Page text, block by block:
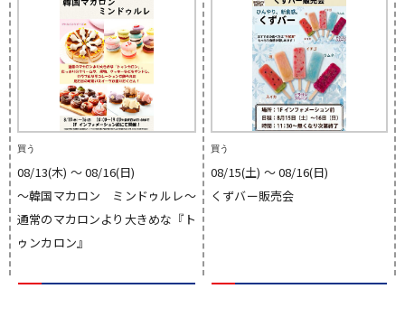
買う
08/13(木) 〜 08/16(日)
〜韓国マカロン ミンドゥルレ〜
通常のマカロンより大きめな『ト
ゥンカロン』
買う
08/15(土) 〜 08/16(日)
くずバー販売会